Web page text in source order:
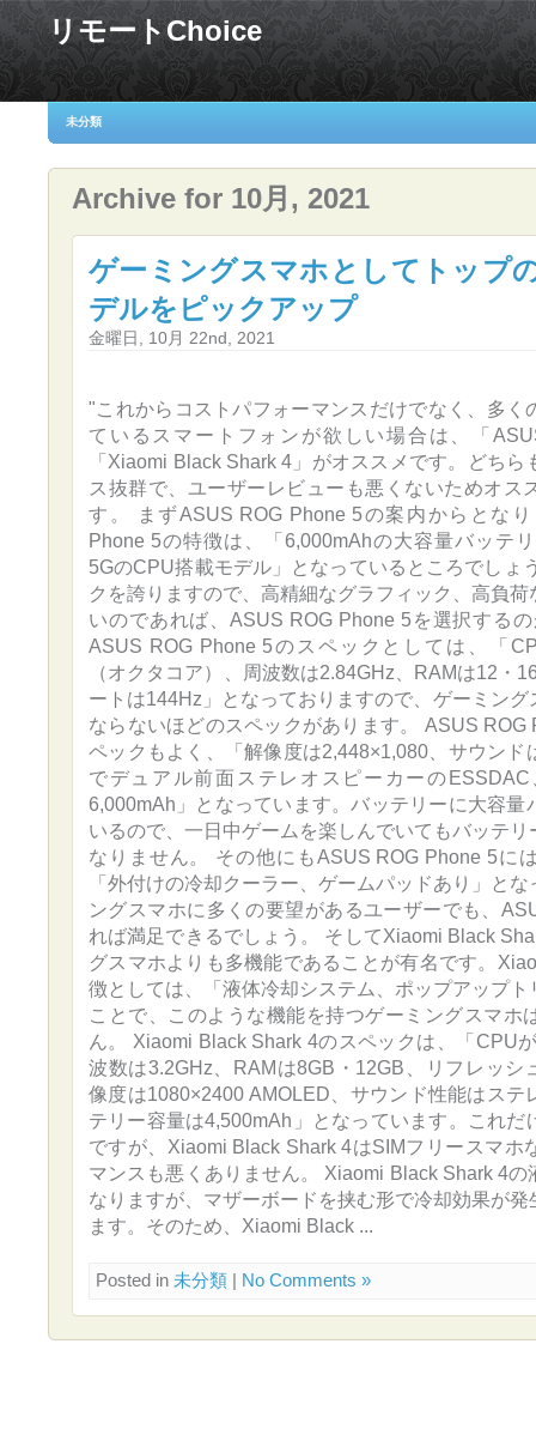
リモートChoice
未分類
Archive for 10月, 2021
ゲーミングスマホとしてトップ
デルをピックアップ
金曜日, 10月 22nd, 2021
"これからコストパフォーマンスだけでなく、多く
ているスマートフォンが欲しい場合は、「
「Xiaomi Black Shark 4」がオススメです。どち
ス抜群で、ユーザーレビューも悪くないためオス
す。 まずASUS ROG Phone 5の案内からとな
Phone 5の特徴は、「6,000mAhの大容量バッテ
5GのCPU搭載モデル」となっているところでしょ
クを誇りますので、高精細なグラフィック、高負
いのであれば、ASUS ROG Phone 5を選択する
ASUS ROG Phone 5のスペックとしては、「
（オクタコア）、周波数は2.84GHz、RAMは12・
ートは144Hz」となっておりますので、ゲーミン
ならないほどのスペックがあります。 ASUS ROG
ペックもよく、「解像度は2,448×1,080、サウンド
でデュアル前面ステレオスピーカーの
6,000mAh」となっています。バッテリーに大容量
いるので、一日中ゲームを楽しんでいてもバッテ
なりません。 その他にもASUS ROG Phone 5に
「外付けの冷却クーラー、ゲームパッドあり」と
ングスマホに多くの要望があるユーザーでも、
れば満足できるでしょう。 そしてXiaomi Black
グスマホよりも多機能であることが有名です。
徴としては、「液体冷却システム、ポップアップ
ことで、このような機能を持つゲーミングスマホ
ん。 Xiaomi Black Shark 4のスペックは、「CPU
波数は3.2GHz、RAMは8GB・12GB、リフレッシ
像度は1080×2400 AMOLED、サウンド性能はステ
テリー容量は4,500mAh」となっています。これだ
ですが、Xiaomi Black Shark 4はSIMフリースマホ
マンスも悪くありません。 Xiaomi Black Shark 4の
なりますが、マザーボードを挟む形で冷却効果が
ます。そのため、Xiaomi Black ...
Posted in 未分類 No Comments »